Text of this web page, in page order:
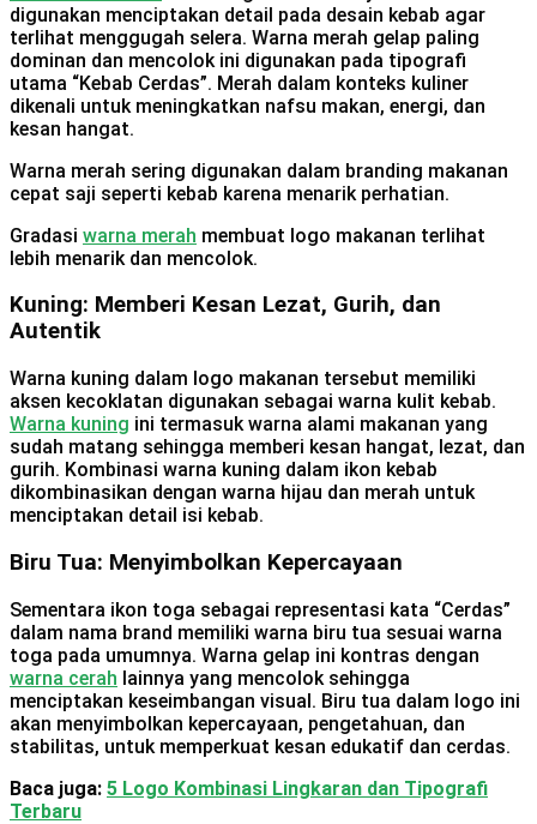
digunakan menciptakan detail pada desain kebab agar
terlihat menggugah selera. Warna merah gelap paling
dominan dan mencolok ini digunakan pada tipografi
utama “Kebab Cerdas”. Merah dalam konteks kuliner
dikenali untuk meningkatkan nafsu makan, energi, dan
kesan hangat.
Warna merah sering digunakan dalam branding makanan
cepat saji seperti kebab karena menarik perhatian.
Gradasi warna merah membuat logo makanan terlihat
lebih menarik dan mencolok.
Kuning: Memberi Kesan Lezat, Gurih, dan
Autentik
Warna kuning dalam logo makanan tersebut memiliki
aksen kecoklatan digunakan sebagai warna kulit kebab.
Warna kuning ini termasuk warna alami makanan yang
sudah matang sehingga memberi kesan hangat, lezat, dan
gurih. Kombinasi warna kuning dalam ikon kebab
dikombinasikan dengan warna hijau dan merah untuk
menciptakan detail isi kebab.
Biru Tua: Menyimbolkan Kepercayaan
Sementara ikon toga sebagai representasi kata “Cerdas”
dalam nama brand memiliki warna biru tua sesuai warna
toga pada umumnya. Warna gelap ini kontras dengan
warna cerah lainnya yang mencolok sehingga
menciptakan keseimbangan visual. Biru tua dalam logo ini
akan menyimbolkan kepercayaan, pengetahuan, dan
stabilitas, untuk memperkuat kesan edukatif dan cerdas.
Baca juga: 5 Logo Kombinasi Lingkaran dan Tipografi
Terbaru